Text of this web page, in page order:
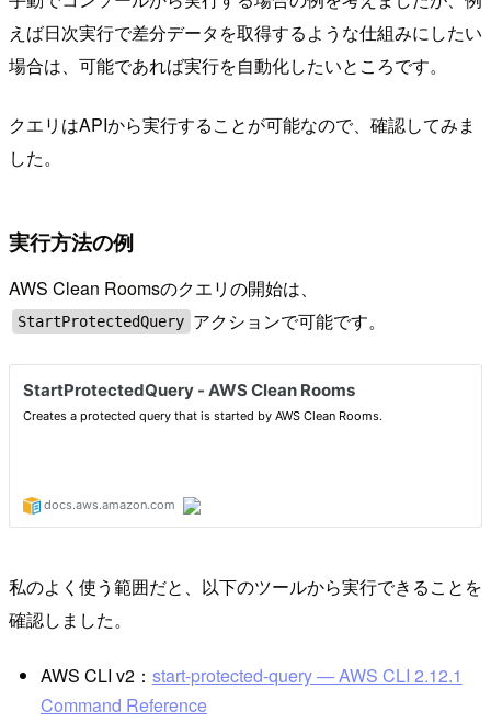
えば日次実行で差分データを取得するような仕組みにしたい
場合は、可能であれば実行を自動化したいところです。
クエリはAPIから実行することが可能なので、確認してみま
した。
実行方法の例
AWS Clean Roomsのクエリの開始は、
StartProtectedQuery アクションで可能です。
私のよく使う範囲だと、以下のツールから実行できることを
確認しました。
AWS CLI v2： start-protected-query — AWS CLI 2.12.1
Command Reference